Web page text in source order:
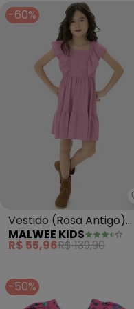
-60%
Vestido (Rosa Antigo)
Curto Marias em Malha
MALWEE KIDS
R$ 55,96R$ 139,90
-50%